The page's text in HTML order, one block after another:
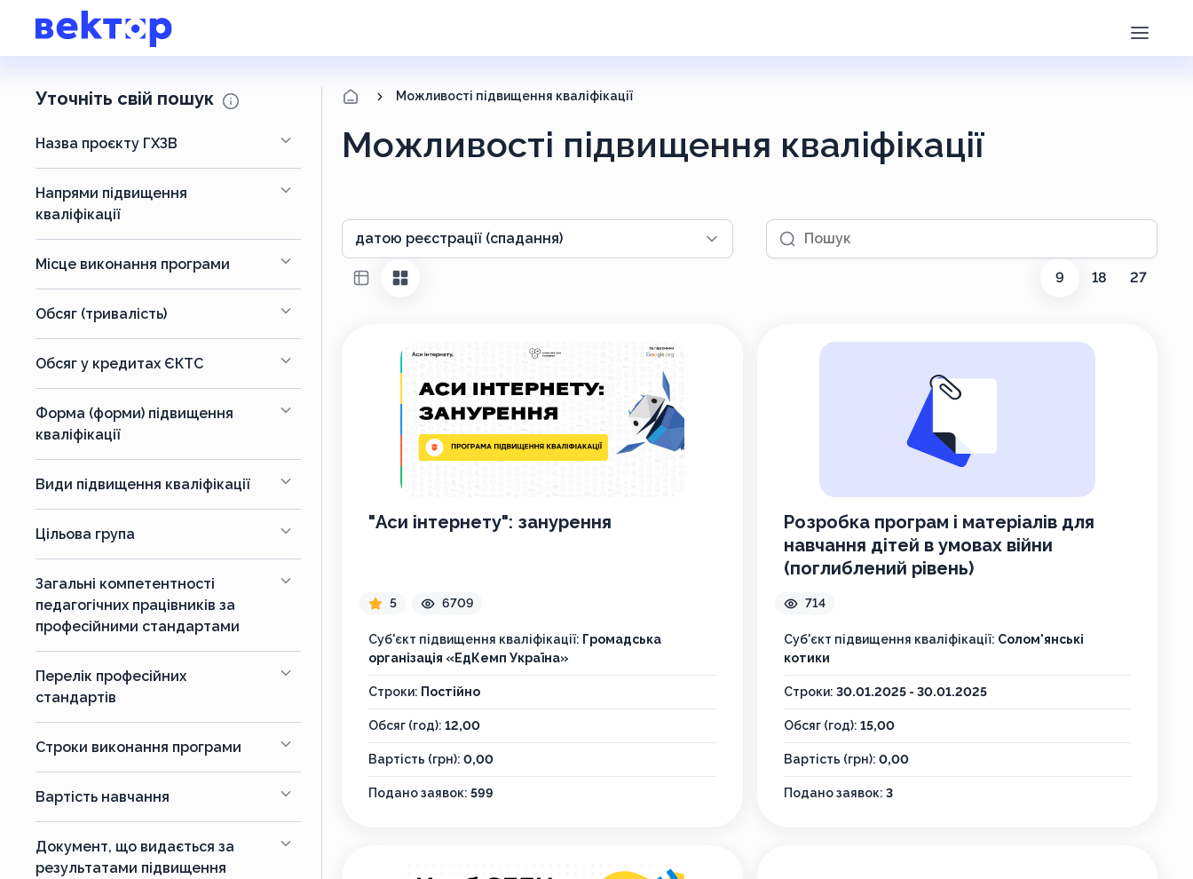
Уточніть свій пошук
Назва проєкту ГХЗВ
Напрями підвищення
кваліфікації
Місце виконання програми
Обсяг (тривалість)
Обсяг у кредитах ЄКТС
Форма (форми) підвищення
кваліфікації
Види підвищення кваліфікації
Цільова група
Загальні компетентності
педагогічних працівників за
професійними стандартами
Перелік професійних
стандартів
Строки виконання програми
Вартість навчання
Документ, що видається за
результатами підвищення
Можливості підвищення кваліфікації
Можливості підвищення кваліфікації
датою реєстрації (спадання)
Пошук
9 18 27
"Аси інтернету": занурення
5 6709
Суб'єкт підвищення кваліфікації: Громадська
організація «ЕдКемп Україна»
Строки: Постійно
Обсяг (год): 12,00
Вартість (грн): 0,00
Подано заявок: 599
Розробка програм і матеріалів для
навчання дітей в умовах війни
(поглиблений рівень)
714
Суб'єкт підвищення кваліфікації: Солом'янські
котики
Строки: 30.01.2025 - 30.01.2025
Обсяг (год): 15,00
Вартість (грн): 0,00
Подано заявок: 3